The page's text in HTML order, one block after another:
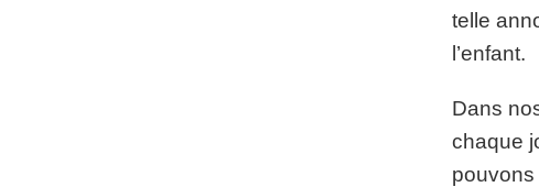
telle
l’enfant.
Dans
chaque